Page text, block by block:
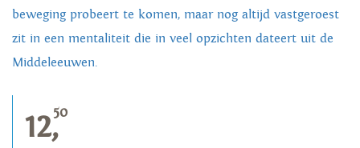
beweging probeert te komen, maar nog altijd vastgeroest
zit in een mentaliteit die in veel opzichten dateert uit de
Middeleeuwen.
12,50